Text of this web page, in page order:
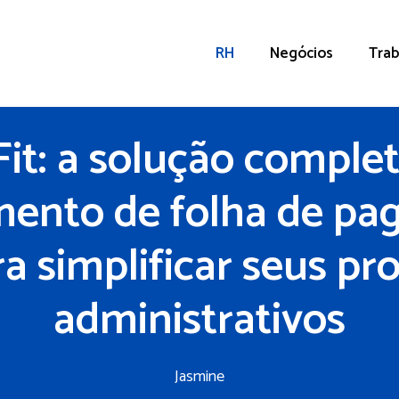
RH Negócios
a solução
de folha de
simplificar seus
administrativos
Jasmine